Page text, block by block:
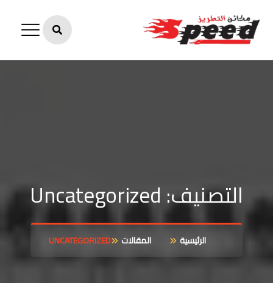
التصنيف:Uncategorized
الرئيسية المقالات UNCATEGORIZED